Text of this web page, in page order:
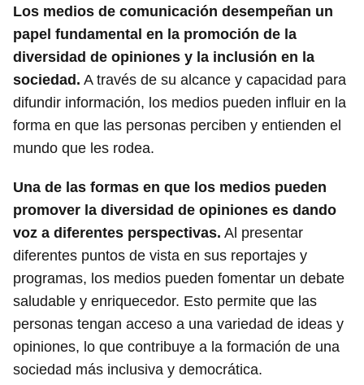
Los medios de comunicación desempeñan un
papel fundamental en la promoción de la
diversidad de opiniones y la inclusión en la
sociedad. A través de su alcance y capacidad para
difundir información, los medios pueden influir en la
forma en que las personas perciben y entienden el
mundo que les rodea.
Una de las formas en que los medios pueden
promover la diversidad de opiniones es dando
voz a diferentes perspectivas. Al presentar
diferentes puntos de vista en sus reportajes y
programas, los medios pueden fomentar un debate
saludable y enriquecedor. Esto permite que las
personas tengan acceso a una variedad de ideas y
opiniones, lo que contribuye a la formación de una
sociedad más inclusiva y democrática.